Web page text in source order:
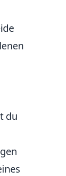
du